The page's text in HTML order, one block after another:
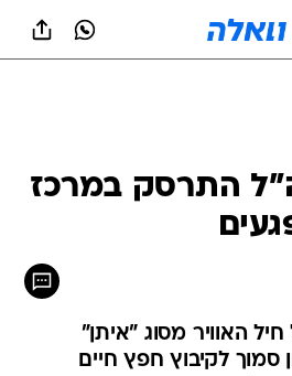
התרסק במרכז
האוויר מסוג "איתן"
לקיבוץ חפץ חיים